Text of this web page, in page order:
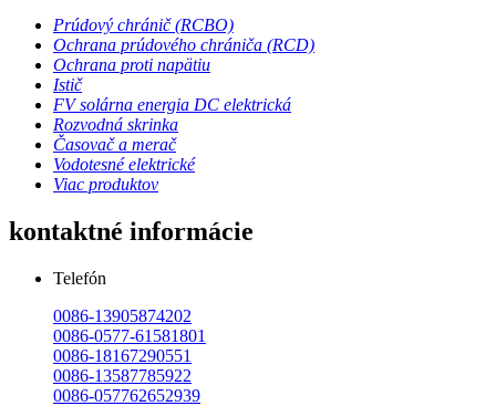
Prúdový chránič (RCBO)
Ochrana prúdového chrániča (RCD)
Ochrana proti napätiu
Istič
FV solárna energia DC elektrická
Rozvodná skrinka
Časovač a merač
Vodotesné elektrické
Viac produktov
kontaktné informácie
Telefón
0086-13905874202
0086-0577-61581801
0086-18167290551
0086-13587785922
0086-057762652939